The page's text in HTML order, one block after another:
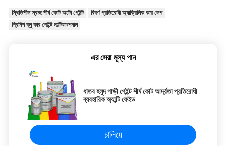
স্থিতিশীল স্বচ্ছ শীর্ষ কোট অটো পেইন্ট
বিবর্ণ প্রতিরোধী অ্যাক্রিলিক কার লেপ
গ্রিনিশ ব্লু কার পেইন্ট মাল্টিফাংশনাল
এর সেরা মূল্য পান
ধাতব হলুদ গাড়ী পেইন্ট শীর্ষ কোট আর্দ্রতা প্রতিরোধী
ব্যবহারিক অ্যান্টি ফেইড
চালিয়ে